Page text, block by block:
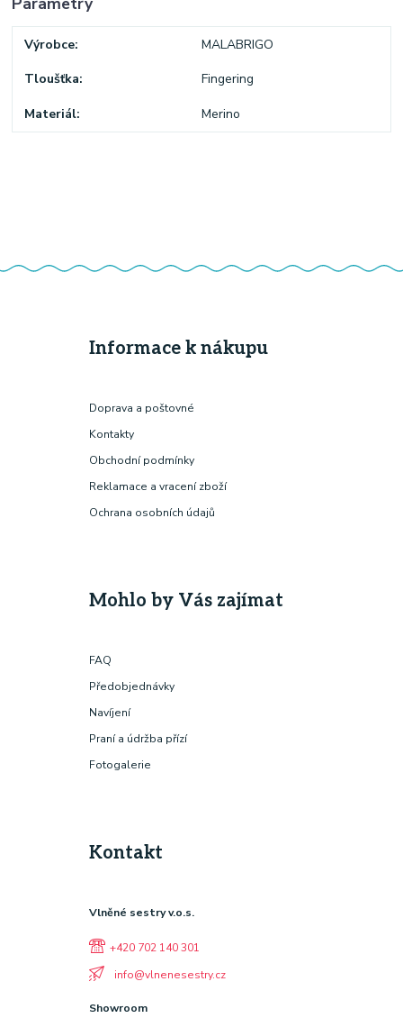
Výrobce MALABRIGO
Tloušťka Fingering
Materiál Merino
Informace k nákupu
Doprava a poštovné
Kontakty
Obchodní podmínky
Reklamace a vracení zboží
Ochrana osobních údajů
Mohlo by Vás zajímat
FAQ
Předobjednávky
Navíjení
Praní a údržba přízí
Fotogalerie
Kontakt
Vlněné sestry v.o.s.
+420 702 140 301
info@vlnenesestry.cz
Showroom